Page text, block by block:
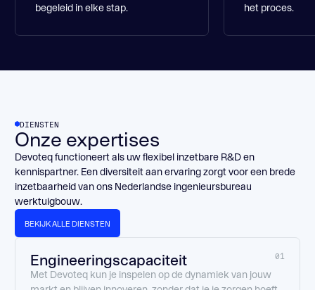
begeleid in elke stap.
het proces.
DIENSTEN
Onze expertises
Devoteq functioneert als uw flexibel inzetbare R&D en
kennispartner. Een diversiteit aan ervaring zorgt voor een brede
inzetbaarheid van ons Nederlandse ingenieursbureau
werktuigbouw.
BEKIJK ALLE DIENSTEN
Engineeringscapaciteit 01
Met Devoteq kun je inspelen op de dynamiek van jouw